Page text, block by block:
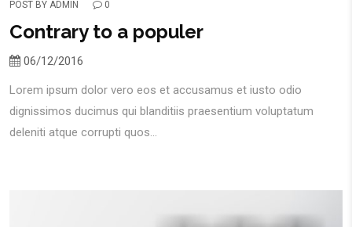
POST BY ADMIN 0
Contrary to a populer
06/12/2016
Lorem ipsum dolor vero eos et accusamus et iusto odio
dignissimos ducimus qui blanditiis praesentium voluptatum
deleniti atque corrupti quos...